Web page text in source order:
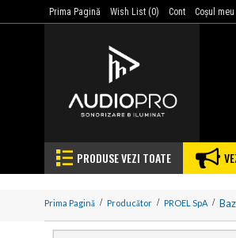
Prima Pagină Wish List (0) Cont Coşul meu
PRODUSE VEZI TOATE
Prima Pagină Producător PROEL SpA